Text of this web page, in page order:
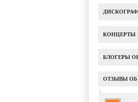
КОНЦЕРТЫ
БЛОГЕРЫ
ОТЗЫВЫ ОБ